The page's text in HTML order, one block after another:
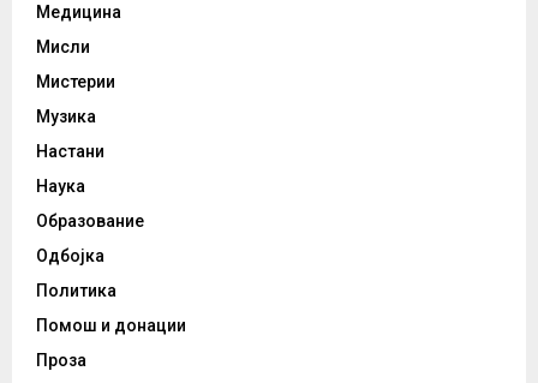
Медицина
Мисли
Мистерии
Музика
Настани
Наука
Образование
Одбојка
Политика
Помош и донации
Проза